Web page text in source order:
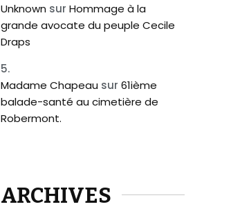
Unknown sur Hommage à la
grande avocate du peuple Cecile
Draps
Madame Chapeau sur 61ième
balade-santé au cimetière de
Robermont.
ARCHIVES